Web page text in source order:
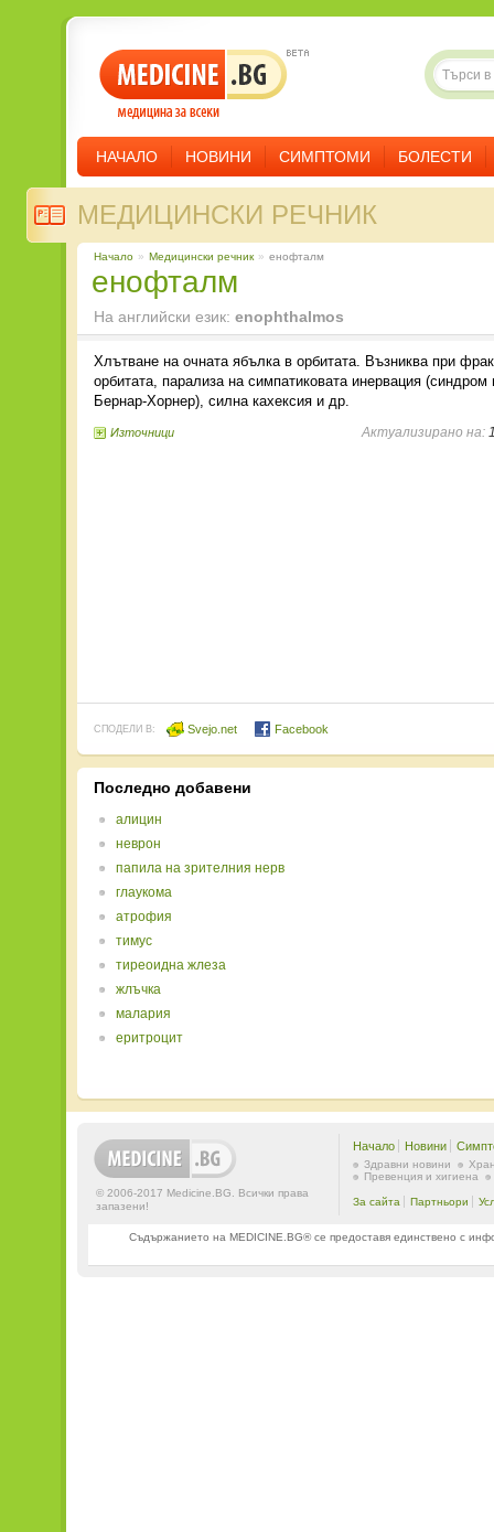
НАЧАЛО НОВИНИ СИМПТОМИ БОЛЕСТИ
МЕДИЦИНСКИ РЕЧНИК
Начало » Медицински речник » енофталм
енофталм
На английски език: enophthalmos
Хлътване на очната ябълка в орбитата. Възниква при
орбитата, парализа на симпатиковата инервация
Бернар-Хорнер), силна кахексия и др.
Източници Актуализирано на:
СПОДЕЛИ В: Svejo.net Facebook
Последно добавени
алицин
неврон
папила на зрителния нерв
глаукома
атрофия
тимус
тиреоидна жлеза
жлъчка
малария
еритроцит
© 2006-2017 Medicine.BG. Всички права
запазени!
Начало Новини
Здравни новини
Превенция и хигиена
За сайта Партньори
Съдържанието на MEDICINE.BG® се предоставя единствено с